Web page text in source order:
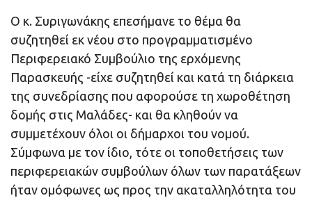
Ο κ. Συριγωνάκης επεσήμανε το θέμα θα
συζητηθεί εκ νέου στο προγραμματισμένο
Περιφερειακό Συμβούλιο της ερχόμενης
Παρασκευής -είχε συζητηθεί και κατά τη διάρκεια
της συνεδρίασης που αφορούσε τη χωροθέτηση
δομής στις Μαλάδες- και θα κληθούν να
συμμετέχουν όλοι οι δήμαρχοι του νομού.
Σύμφωνα με τον ίδιο, τότε οι τοποθετήσεις των
περιφερειακών συμβούλων όλων των παρατάξεων
ήταν ομόφωνες ως προς την ακαταλληλότητα του